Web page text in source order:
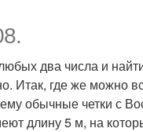
два числа и
Итак, где же можно
обычные четки с
длину 5 м, на